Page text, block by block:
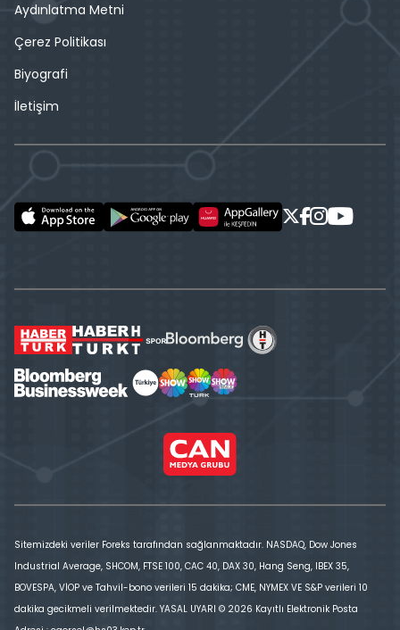
Aydınlatma Metni
Çerez Politikası
Biyografi
İletişim
Sitemizdeki veriler Foreks tarafından sağlanmaktadır. NASDAQ, Dow Jones
Industrial Average, SHCOM, FTSE 100, CAC 40, DAX 30, Hang Seng, IBEX 35,
BOVESPA, VİOP ve Tahvil-bono verileri 15 dakika; CME, NYMEX VE S&P verileri 10
dakika gecikmeli verilmektedir. YASAL UYARI © 2026 Kayıtlı Elektronik Posta